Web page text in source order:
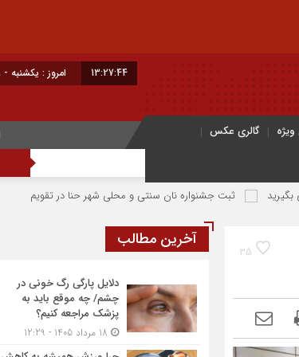
13:27:45 امروز : یکشنبه - ۱۸ مرداد - ۱۴۰۵
گالری عکس
ثبت جشنواره نان سنتی و محلی شهر حنا در تقویم رویداد‌های گردشگری
35
آخرین مطالب
دلایل پارگی رگ خونی در
چشم/ چه موقع باید به
پزشک مراجعه کنیم؟